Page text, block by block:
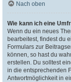
Nach oben
Wie kann ich eine
Wenn du ein neues
bearbeitest, findest du
Formulars zur
können, so hast du
erstellen. Du solltest
in die entsprechenden
Antwortmöglichkeit in